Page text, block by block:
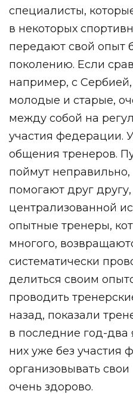
специалисты,
в некоторых
передают свой опыт
поколению. Если
например, с
молодые и старые,
между собой на
участия федерации.
общения тренеров.
поймут
помогают друг
централизованной
опытные тренеры,
многого,
систематически
делиться своим
проводить
назад, показали
в последние год-два
них уже без участия
организовывать
очень здорово.